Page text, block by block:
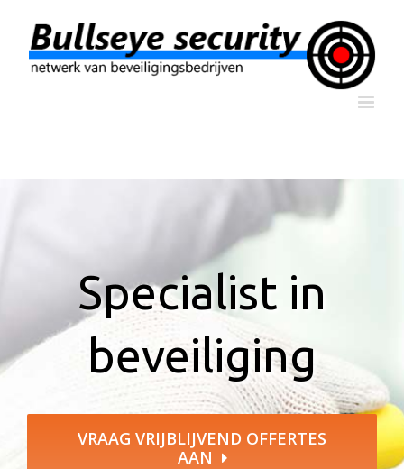
Specialist in
beveiliging
VRAAG VRIJBLIJVEND OFFERTES
AAN